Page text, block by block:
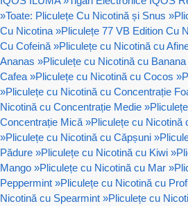
»Toate: Pliculețe Cu Nicotină și Snus »
Cu Nicotina »Pliculețe 77 VB Edition Cu
Cu Cofeină »Pliculețe cu Nicotină cu
Ananas »Pliculețe cu Nicotină cu Banana
Cafea »Pliculețe cu Nicotină cu Cocos »
»Pliculețe cu Nicotină cu Concentrație
Nicotină cu Concentrație Medie »
Concentrație Mică »Pliculețe cu Nicotină
»Pliculețe cu Nicotină cu Căpșuni »
Pădure »Pliculețe cu Nicotină cu Kiwi »
Mango »Pliculețe cu Nicotină cu Mar »
Peppermint »Pliculețe cu Nicotină cu
Nicotină cu Spearmint »Pliculețe cu